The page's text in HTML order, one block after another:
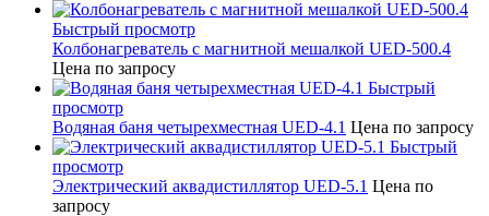
Быстрый просмотр
Колбонагреватель с магнитной мешалкой UED-500.4
Цена по запросу
Быстрый
просмотр
Водяная баня четырехместная UED-4.1 Цена по запросу
Быстрый
просмотр
Электрический аквадистиллятор UED-5.1 Цена по
запросу